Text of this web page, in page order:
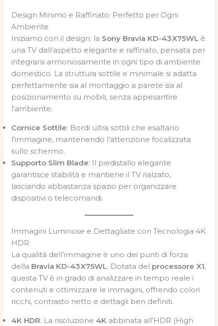
Design Minimo e Raffinato: Perfetto per Ogni
Ambiente
Iniziamo con il design: la Sony Bravia KD-43X75WL è
una TV dall’aspetto elegante e raffinato, pensata per
integrarsi armoniosamente in ogni tipo di ambiente
domestico. La struttura sottile e minimale si adatta
perfettamente sia al montaggio a parete sia al
posizionamento su mobili, senza appesantire
l’ambiente.
Cornice Sottile: Bordi ultra sottili che esaltano
l’immagine, mantenendo l’attenzione focalizzata
sullo schermo.
Supporto Slim Blade: Il piedistallo elegante
garantisce stabilità e mantiene il TV rialzato,
lasciando abbastanza spazio per organizzare
dispositivi o telecomandi.
Immagini Luminose e Dettagliate con Tecnologia 4K
HDR
La qualità dell’immagine è uno dei punti di forza
della Bravia KD-43X75WL. Dotata del processore X1,
questa TV è in grado di analizzare in tempo reale i
contenuti e ottimizzare le immagini, offrendo colori
ricchi, contrasto netto e dettagli ben definiti.
4K HDR: La risoluzione 4K abbinata all’HDR (High